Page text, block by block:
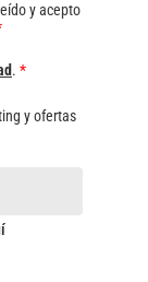
y acepto
. *
y ofertas